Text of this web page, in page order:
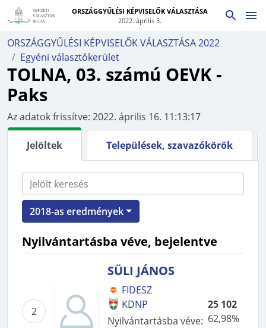
ORSZÁGGYŰLÉSI KÉPVISELŐK VÁLASZTÁSA
2022. április 3.
ORSZÁGGYŰLÉSI KÉPVISELŐK VÁLASZTÁSA 2022
Egyéni választókerület
TOLNA, 03. számú OEVK -
Paks
Az adatok frissítve: 2022. április 16. 11:13:17
Jelöltek Települések, szavazókörök
2018-as eredmények
Nyilvántartásba véve, bejelentve
2
SÜLI JÁNOS
FIDESZ
KDNP
Nyilvántartásba véve:
25 102
62,98%